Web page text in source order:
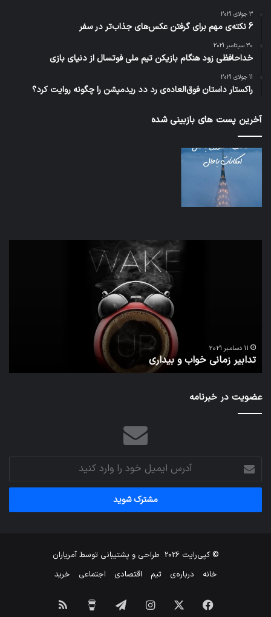
3 جولای 2021
6 نکته‌ی مهم برای گرفتن عکس‌های جذاب‌تر در سفر
30 سپتامبر 2021
خداحافظی زود هنگام بازیکن تیم ملی فوتسال از دنیای بازی
11 جولای 2021
راکستار داستان فوق‌العاده‌ی رد دد ریدمپشن را چگونه روایت کرد؟
آخرین پست های بازبینی شده
11 دسامبر 2021
تدابیر زمانی خواب و بیداری
عضویت در خبرنامه
آدرس
ایمیل
خود
وارد
© کپی‌رایت 2026 طراحی و پشتیبانی توسطآمریاران
خانه
درباره‌ی تیم اقتصادی اجتماعی خرید
فیس اینستاگرامتلگرام خوراک